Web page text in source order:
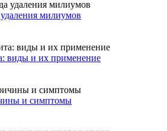
милиумов
виды и их применение
и симптомы